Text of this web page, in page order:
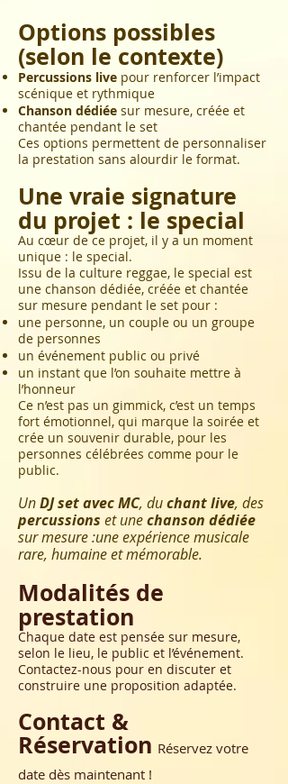
Options possibles
(selon le contexte)
Percussions live pour renforcer l’impact
scénique et rythmique
Chanson dédiée sur mesure, créée et
chantée pendant le set
Ces options permettent de personnaliser
la prestation sans alourdir le format.
Une vraie signature
du projet : le special
Au cœur de ce projet, il y a un moment
unique : le special.
Issu de la culture reggae, le special est
une chanson dédiée, créée et chantée
sur mesure pendant le set pour :
une personne, un couple ou un groupe
de personnes
un événement public ou privé
un instant que l’on souhaite mettre à
l’honneur
Ce n’est pas un gimmick, c’est un temps
fort émotionnel, qui marque la soirée et
crée un souvenir durable, pour les
personnes célébrées comme pour le
public.
​UnDJ set avec MC, duchant live, des
percussions et unechanson dédiée
sur mesure :une expérience musicale
rare, humaine et mémorable.
Modalités de
prestation
Chaque date est pensée sur mesure,
selon le lieu, le public et l’événement.
Contactez-nous pour en discuter et
construire une proposition adaptée.
Contact &
Réservation Réservez votre
date dès maintenant !